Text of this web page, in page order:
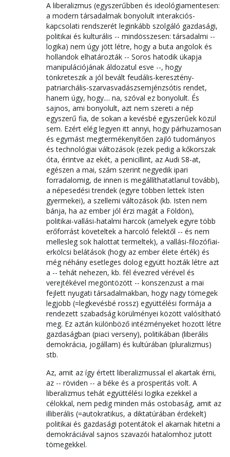
A liberalizmus (egyszerűbben és ideológiamentesen:
a modern társadalmak bonyolult interakciós-
kapcsolati rendszerét leginkább szolgáló gazdasági,
politikai és kulturális -- mindösszesen: társadalmi --
logika) nem úgy jött létre, hogy a buta angolok és
hollandok elhatározták -- Soros hatodik ükapja
manipulációjának áldozatul esve --, hogy
tönkreteszik a jól bevált feudális-keresztény-
patriarchális-szarvasvadászsemjénzsótis rendet,
hanem úgy, hogy.... na, szóval ez bonyolult. És
sajnos, ami bonyolult, azt nem szereti a nép
egyszerű fia, de sokan a kevésbé egyszerűek közül
sem. Ezért elég legyen itt annyi, hogy párhuzamosan
és egymást megtermékenyítően zajló tudományos
és technológiai változások (ezek pedig a kőkorszak
óta, érintve az ekét, a penicillint, az Audi S8-at,
egészen a mai, szám szerint negyedik ipari
forradalomig, de innen is megállíthatatlanul tovább),
a népesedési trendek (egyre többen lettek Isten
gyermekei), a szellemi változások (kb. Isten nem
bánja, ha az ember jól érzi magát a Földön),
politikai-vallási-hatalmi harcok (amelyek egyre több
erőforrást követeltek a harcoló felektől -- és nem
mellesleg sok halottat termeltek), a vallási-filozófiai-
erkölcsi belátások (hogy az ember élete érték) és
még néhány esetleges dolog együtt hozták létre azt
a -- tehát nehezen, kb. fél évezred vérével és
verejtékével megöntözött -- konszenzust a mai
fejlett nyugati társadalmakban, hogy nagy tömegek
legjobb (=legkevésbé rossz) együttélési formája a
rendezett szabadság körülményei között valósítható
meg. Ez aztán különböző intézményeket hozott létre
gazdaságban (piaci verseny), politikában (liberális
demokrácia, jogállam) és kultúrában (pluralizmus)
stb.
Az, amit az így értett liberalizmussal el akartak érni,
az -- röviden -- a béke és a prosperitás volt. A
liberalizmus tehát együttélési logika ezekkel a
célokkal, nem pedig minden más ostobaság, amit az
illiberális (=autokratikus, a diktatúrában érdekelt)
politikai és gazdasági potentátok el akarnak hitetni a
demokráciával sajnos szavazói hatalomhoz jutott
tömegekkel.